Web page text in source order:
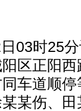
03时25
区正阳
车道顺
某伤、